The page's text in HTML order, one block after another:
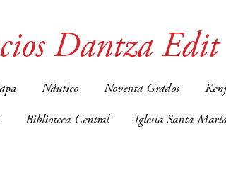
Dantza Edit
Náutico Noventa Grados
Biblioteca Central Iglesia Santa